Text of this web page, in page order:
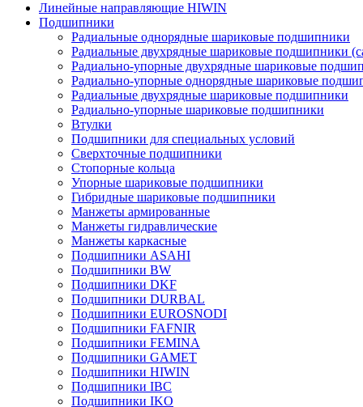
Линейные направляющие HIWIN
Подшипники
Радиальные однорядные шариковые подшипники
Радиальные двухрядные шариковые подшипники
Радиально-упорные двухрядные шариковые
Радиально-упорные однорядные шариковые
Радиальные двухрядные шариковые подшипники
Радиально-упорные шариковые подшипники
Втулки
Подшипники для специальных условий
Сверхточные подшипники
Стопорные кольца
Упорные шариковые подшипники
Гибридные шариковые подшипники
Манжеты армированные
Манжеты гидравлические
Манжеты каркасные
Подшипники ASAHI
Подшипники BW
Подшипники DKF
Подшипники DURBAL
Подшипники EUROSNODI
Подшипники FAFNIR
Подшипники FEMINA
Подшипники GAMET
Подшипники HIWIN
Подшипники IBC
Подшипники IKO